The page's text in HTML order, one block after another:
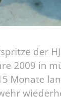
der
2009 in
Monate